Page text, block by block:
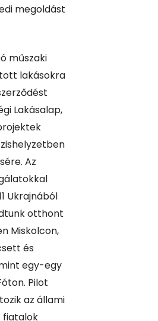
megoldást
műszaki
lakásokra
Lakásalap,
Az
Ukrajnából
otthont
Miskolcon,
és
egy-egy
Pilot
az állami
fiatalok